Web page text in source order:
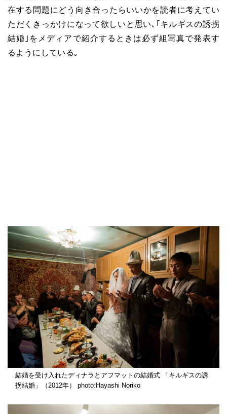
在する問題にどう向き合ったらいいかを読者に考えてい
ただくきっかけになって欲しいと思い､｢キルギスの誘拐
結婚｣をメディアで紹介するときは必ず組写真で発表す
るようにしている｡
結婚を受け入れたディナラとアフマットの結婚式 「キルギスの誘
拐結婚」（2012年） photo:Hayashi Noriko